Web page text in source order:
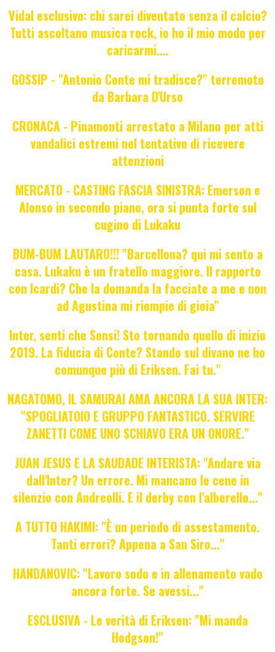
Vidal esclusivo: chi sarei diventato senza il calcio?
Tutti ascoltano musica rock, io ho il mio modo per
caricarmi....
GOSSIP - "Antonio Conte mi tradisce?" terremoto
da Barbara D'Urso
CRONACA - Pinamonti arrestato a Milano per atti
vandalici estremi nel tentativo di ricevere
attenzioni
MERCATO - CASTING FASCIA SINISTRA: Emerson e
Alonso in secondo piano, ora si punta forte sul
cugino di Lukaku
BUM-BUM LAUTARO!!! "Barcellona? qui mi sento a
casa. Lukaku è un fratello maggiore. Il rapporto
con Icardi? Che la domanda la facciate a me e non
ad Agustina mi riempie di gioia"
Inter, senti che Sensi! Sto tornando quello di inizio
2019. La fiducia di Conte? Stando sul divano ne ho
comunque più di Eriksen. Fai tu."
NAGATOMO, IL SAMURAI AMA ANCORA LA SUA INTER:
"SPOGLIATOIO E GRUPPO FANTASTICO. SERVIRE
ZANETTI COME UNO SCHIAVO ERA UN ONORE."
JUAN JESUS E LA SAUDADE INTERISTA: "Andare via
dall'Inter? Un errore. Mi mancano le cene in
silenzio con Andreolli. E il derby con l'alberello..."
A TUTTO HAKIMI: "È un periodo di assestamento.
Tanti errori? Appena a San Siro..."
HANDANOVIC: "Lavoro sodo e in allenamento vado
ancora forte. Se avessi..."
ESCLUSIVA - Le verità di Eriksen: "Mi manda
Hodgson!"